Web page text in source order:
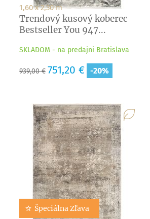
1,60 x 2,30 m
Trendový kusový koberec
Bestseller You 947...
SKLADOM - na predajni Bratislava
Základná
cena
939,00 € Cena
751,20 € -20%
Špeciálna Zľava